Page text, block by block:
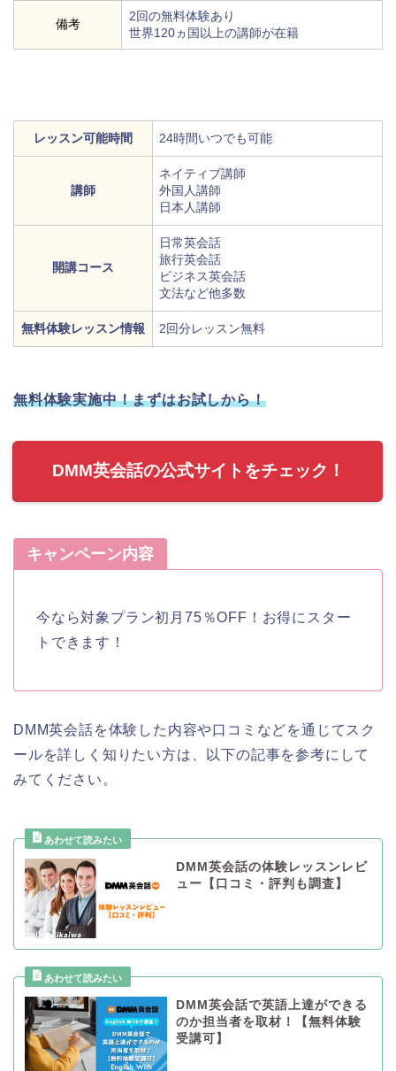
備考
2回の無料体験あり
世界120ヵ国以上の講師が在籍
レッスン可能時間 24時間いつでも可能
講師
ネイティブ講師
外国人講師
日本人講師
開講コース
日常英会話
旅行英会話
ビジネス英会話
文法など他多数
無料体験レッスン情報 2回分レッスン無料
無料体験実施中！まずはお試しから！
DMM英会話の公式サイトをチェック！
キャンペーン内容
今なら対象プラン初月75％OFF！お得にスター
トできます！
DMM英会話を体験した内容や口コミなどを通じてスク
ールを詳しく知りたい方は、以下の記事を参考にして
みてください。
DMM英会話の体験レッスンレビ
ュー【口コミ・評判も調査】
DMM英会話で英語上達ができる
のか担当者を取材！【無料体験
受講可】